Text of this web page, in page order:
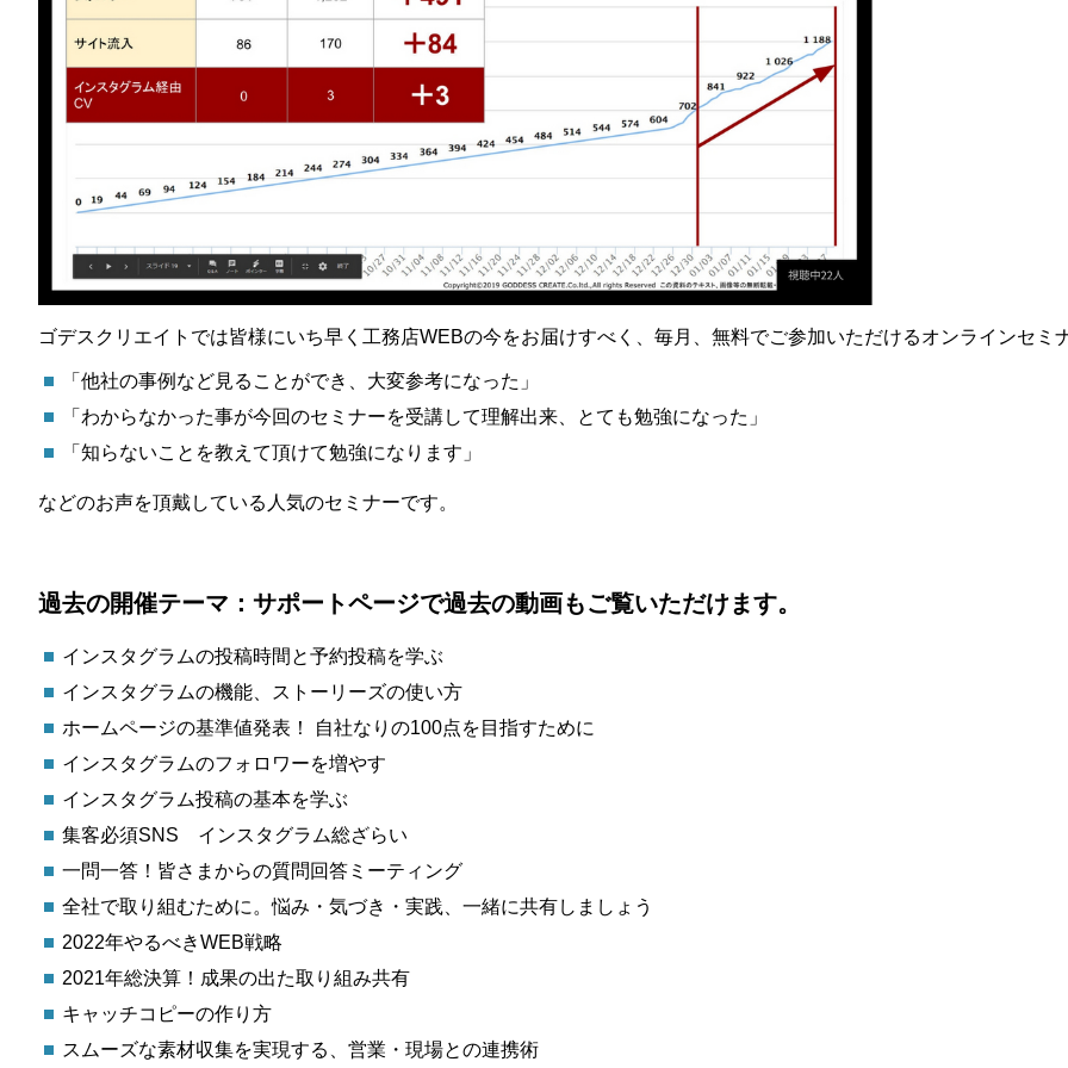
ゴデスクリエイトでは皆様にいち早く工務店WEBの今をお届けすべく、毎月、無料でご参加いただけるオンラインセミ
「他社の事例など見ることができ、大変参考になった」
「わからなかった事が今回のセミナーを受講して理解出来、とても勉強になった」
「知らないことを教えて頂けて勉強になります」
などのお声を頂戴している人気のセミナーです。
過去の開催テーマ：サポートページで過去の動画もご覧いただけます。
インスタグラムの投稿時間と予約投稿を学ぶ
インスタグラムの機能、ストーリーズの使い方
ホームページの基準値発表！ 自社なりの100点を目指すために
インスタグラムのフォロワーを増やす
インスタグラム投稿の基本を学ぶ
集客必須SNS インスタグラム総ざらい
一問一答！皆さまからの質問回答ミーティング
全社で取り組むために。悩み・気づき・実践、一緒に共有しましょう
2022年やるべきWEB戦略
2021年総決算！成果の出た取り組み共有
キャッチコピーの作り方
スムーズな素材収集を実現する、営業・現場との連携術